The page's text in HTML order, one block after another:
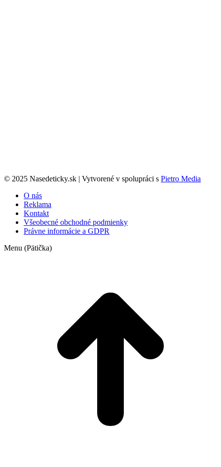
© 2025 Nasedeticky.sk | Vytvorené v spolupráci s Pietro Media
O nás
Reklama
Kontakt
Všeobecné obchodné podmienky
Právne informácie a GDPR
Menu (Pätička)